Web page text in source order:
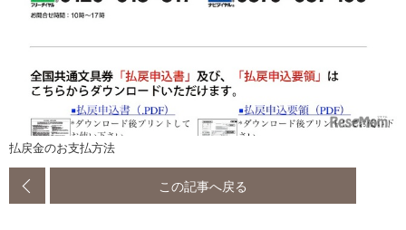
払戻金のお支払方法
この記事へ戻る